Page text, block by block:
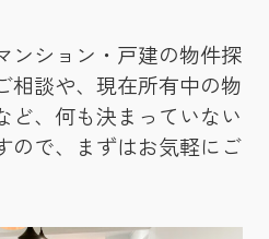
ンション・戸建の物件探
相談や、現在所有中の物
ど、何も決まっていない
ので、まずはお気軽にご